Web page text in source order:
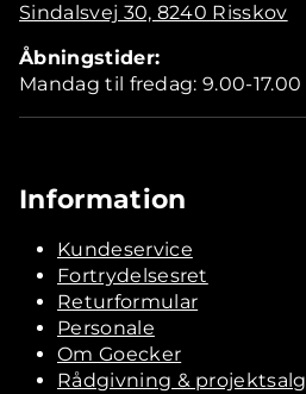
Sindalsvej 30, 8240 Risskov
Åbningstider:
Mandag til fredag: 9.00-17.00
Information
Kundeservice
Fortrydelsesret
Returformular
Personale
Om Goecker
Rådgivning & projektsalg